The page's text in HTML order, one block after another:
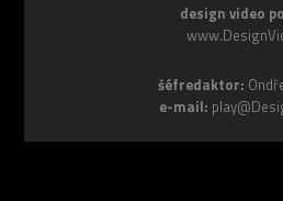
design video
šéfredaktor:
e-mail: